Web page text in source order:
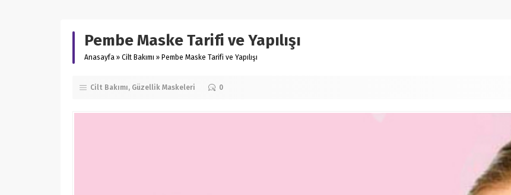
Pembe Maske Tarifi ve Yapılışı
Anasayfa » Cilt Bakımı » Pembe Maske Tarifi ve Yapılışı
Cilt Bakımı Güzellik Maskeleri 0